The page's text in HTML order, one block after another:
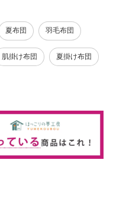
夏布団 羽毛布団
肌掛け布団 夏掛け布団